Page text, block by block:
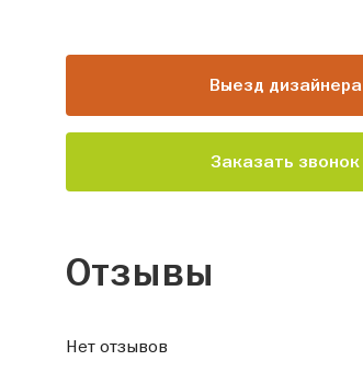
Выезд дизайнера
Заказать звонок
Отзывы
Нет отзывов